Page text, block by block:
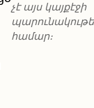
չէ այս կայքէջի
համար։